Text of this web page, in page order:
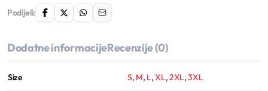
Podijeli:
Dodatne informacijeRecenzije (0)
Size S, M, L,XL,2XL,3XL